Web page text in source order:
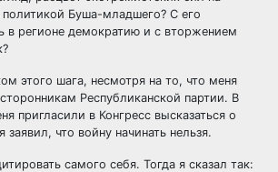
Буша-младшего? С его
в регионе демократию и с вторжением
этого шага, несмотря на то, что меня
Республиканской партии. В
пригласили в Конгресс высказаться о
что войну начинать нельзя.
самого себя. Тогда я сказал так: